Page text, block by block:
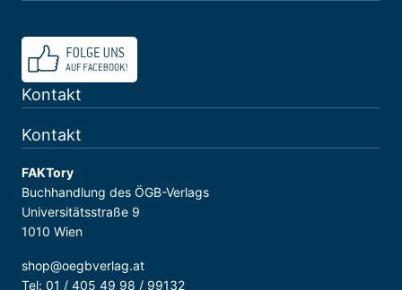
Kontakt
Kontakt
FAKTory
Buchhandlung des ÖGB-Verlags
Universitätsstraße 9
1010 Wien
shop@oegbverlag.at
Tel: 01 / 405 49 98 / 99132